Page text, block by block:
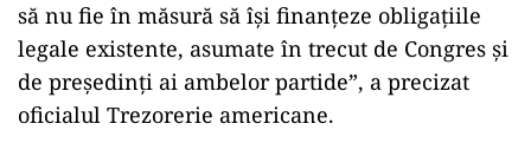
să nu fie în măsură să își finanțeze obligațiile
legale existente, asumate în trecut de Congres și
de președinți ai ambelor partide”, a precizat
oficialul Trezorerie americane.